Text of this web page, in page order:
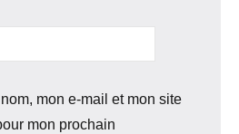
mon e-mail et mon site
mon prochain